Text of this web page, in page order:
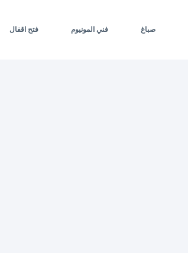
صباغ فني المونيوم فتح اقفال